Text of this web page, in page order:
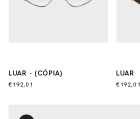
LUAR - (CÓPIA)
€192,01
LUAR
€192,01